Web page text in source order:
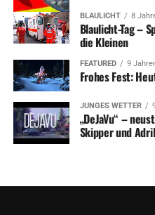
BLAULICHT 8
Blaulicht-Tag –
die Kleinen
FEATURED 9
Frohes Fest:
JUNGES WETTER
„DeJaVu“ –
Skipper und